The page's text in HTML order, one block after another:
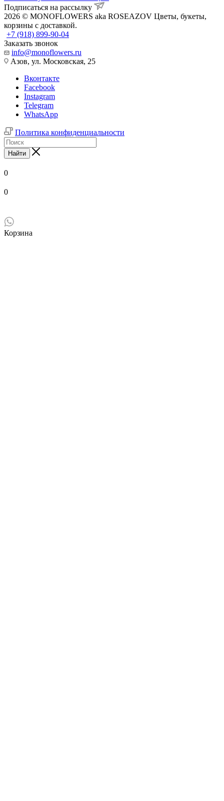
Подписаться на рассылку
2026 © MONOFLOWERS aka ROSEAZOV Цветы, букеты,
корзины с доставкой.
+7 (918) 899-90-04
Заказать звонок
info@monoflowers.ru
Азов, ул. Московская, 25
Вконтакте
Facebook
Instagram
Telegram
WhatsApp
Политика конфиденциальности
Найти
0
0
Корзина